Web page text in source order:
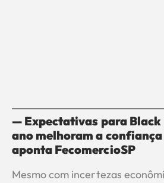
— Expectativas para Black
ano melhoram a
aponta FecomercioSP
Mesmo com incertezas